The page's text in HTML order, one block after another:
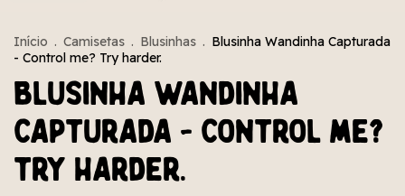
Início . Camisetas . Blusinhas . Blusinha Wandinha Capturada
- Control me? Try harder.
Blusinha Wandinha
Capturada - Control me?
Try harder.